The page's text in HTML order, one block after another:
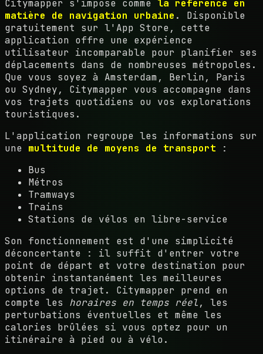
Citymapper s'impose comme la référence en
matière de navigation urbaine . Disponible
gratuitement sur l'App Store, cette
application offre une expérience
utilisateur incomparable pour planifier ses
déplacements dans de nombreuses métropoles.
Que vous soyez à Amsterdam, Berlin, Paris
ou Sydney, Citymapper vous accompagne dans
vos trajets quotidiens ou vos explorations
touristiques.
L'application regroupe les informations sur
une multitude de moyens de transport :
Bus
Métros
Tramways
Trains
Stations de vélos en libre-service
Son fonctionnement est d'une simplicité
déconcertante : il suffit d'entrer votre
point de départ et votre destination pour
obtenir instantanément les meilleures
options de trajet. Citymapper prend en
compte les horaires en temps réel, les
perturbations éventuelles et même les
calories brûlées si vous optez pour un
itinéraire à pied ou à vélo.